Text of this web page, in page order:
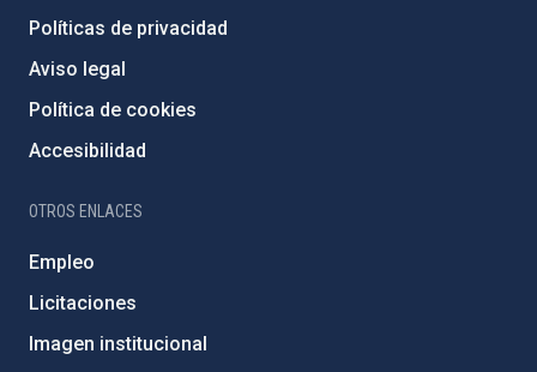
Políticas de privacidad
Aviso legal
Política de cookies
Accesibilidad
OTROS ENLACES
Empleo
Licitaciones
Imagen institucional